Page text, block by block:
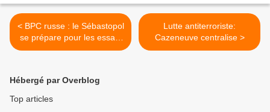
< BPC russe : le Sébastopol
se prépare pour les essais
en mer
Lutte antiterroriste:
Cazeneuve centralise >
Hébergé par Overblog
Top articles